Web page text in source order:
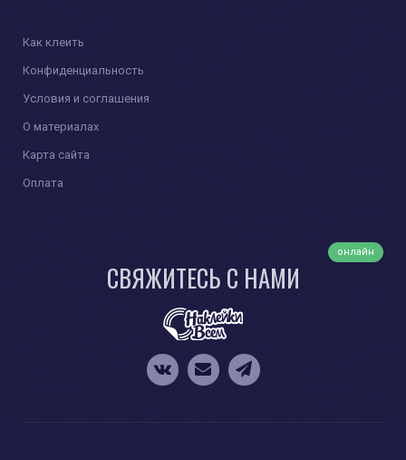
Как клеить
Конфиденциальность
Условия и соглашения
О материалах
Карта сайта
Оплата
онлайн
СВЯЖИТЕСЬ С НАМИ